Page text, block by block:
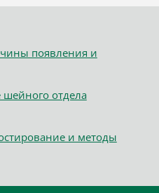
появления и
отдела
и методы